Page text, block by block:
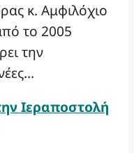
κ. Αμφιλόχιο
το 2005
την
Ιεραποστολή